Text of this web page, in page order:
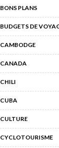
BONS PLANS
BUDGETS DE
CAMBODGE
CANADA
CHILI
CUBA
CULTURE
CYCLOTOURISME